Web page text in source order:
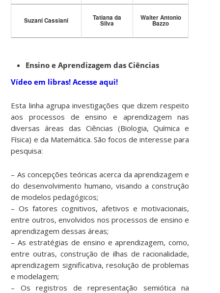
Suzani Cassiani Tatiana da
Silva
Walter Antonio
Bazzo
Ensino e Aprendizagem das Ciências
Vídeo em libras! Acesse aqui!
Esta linha agrupa investigações que dizem respeito
aos processos de ensino e aprendizagem nas
diversas áreas das Ciências (Biologia, Química e
Física) e da Matemática. São focos de interesse para
pesquisa:
– As concepções teóricas acerca da aprendizagem e
do desenvolvimento humano, visando a construção
de modelos pedagógicos;
– Os fatores cognitivos, afetivos e motivacionais,
entre outros, envolvidos nos processos de ensino e
aprendizagem dessas áreas;
– As estratégias de ensino e aprendizagem, como,
entre outras, construção de ilhas de racionalidade,
aprendizagem significativa, resolução de problemas
e modelagem;
– Os registros de representação semiótica na